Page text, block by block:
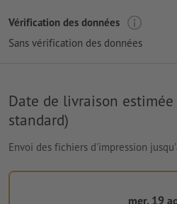
Vérification des données
Sans vérification des données
Date de livraison
standard)
Envoi des fichiers d'impression
mer. 19